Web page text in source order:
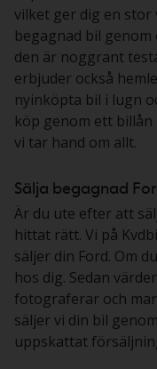
vilket ger dig en stor
begagnad bil
den är noggrant
erbjuder också
nyinköpta bil i lugn
köp genom ett billån
vi tar hand om allt.
Sälja begagnad
Är du ute efter att
hittat rätt. Vi på
säljer din Ford. Om
hos dig. Sedan
fotograferar och
säljer vi din bil
uppskattat